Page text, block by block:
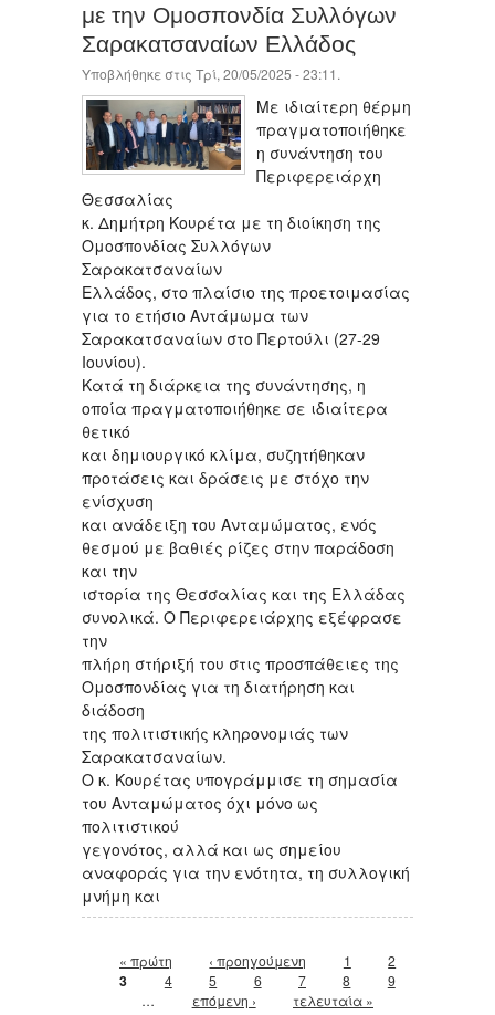
με την Ομοσπονδία Συλλόγων
Σαρακατσαναίων Ελλάδος
Υποβλήθηκε στις Τρί, 20/05/2025 - 23:11.
Με ιδιαίτερη θέρμη
πραγματοποιήθηκε
η συνάντηση του
Περιφερειάρχη
Θεσσαλίας
κ. Δημήτρη Κουρέτα με τη διοίκηση της
Ομοσπονδίας Συλλόγων
Σαρακατσαναίων
Ελλάδος, στο πλαίσιο της προετοιμασίας
για το ετήσιο Αντάμωμα των
Σαρακατσαναίων στο Περτούλι (27-29
Ιουνίου).
Κατά τη διάρκεια της συνάντησης, η
οποία πραγματοποιήθηκε σε ιδιαίτερα
θετικό
και δημιουργικό κλίμα, συζητήθηκαν
προτάσεις και δράσεις με στόχο την
ενίσχυση
και ανάδειξη του Ανταμώματος, ενός
θεσμού με βαθιές ρίζες στην παράδοση
και την
ιστορία της Θεσσαλίας και της Ελλάδας
συνολικά. Ο Περιφερειάρχης εξέφρασε
την
πλήρη στήριξή του στις προσπάθειες της
Ομοσπονδίας για τη διατήρηση και
διάδοση
της πολιτιστικής κληρονομιάς των
Σαρακατσαναίων.
Ο κ. Κουρέτας υπογράμμισε τη σημασία
του Ανταμώματος όχι μόνο ως
πολιτιστικού
γεγονότος, αλλά και ως σημείου
αναφοράς για την ενότητα, τη συλλογική
μνήμη και
Σελίδες
« πρώτη ‹ προηγούμενη 1 2
3 4 5 6 7 8
9
…
επόμενη › τελευταία »